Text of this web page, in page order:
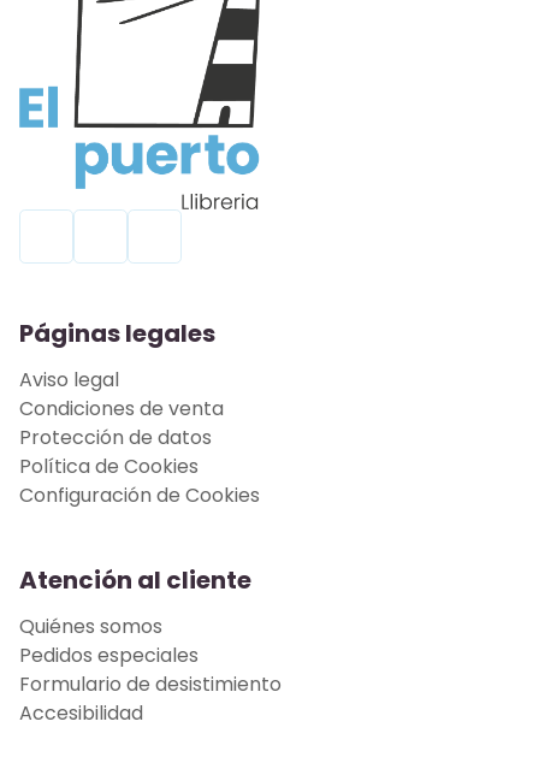
Páginas legales
Aviso legal
Condiciones de venta
Protección de datos
Política de Cookies
Configuración de Cookies
Atención al cliente
Quiénes somos
Pedidos especiales
Formulario de desistimiento
Accesibilidad